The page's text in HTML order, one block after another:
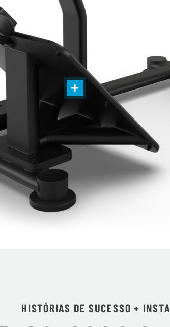
HISTÓRIAS DE SUCESSO +